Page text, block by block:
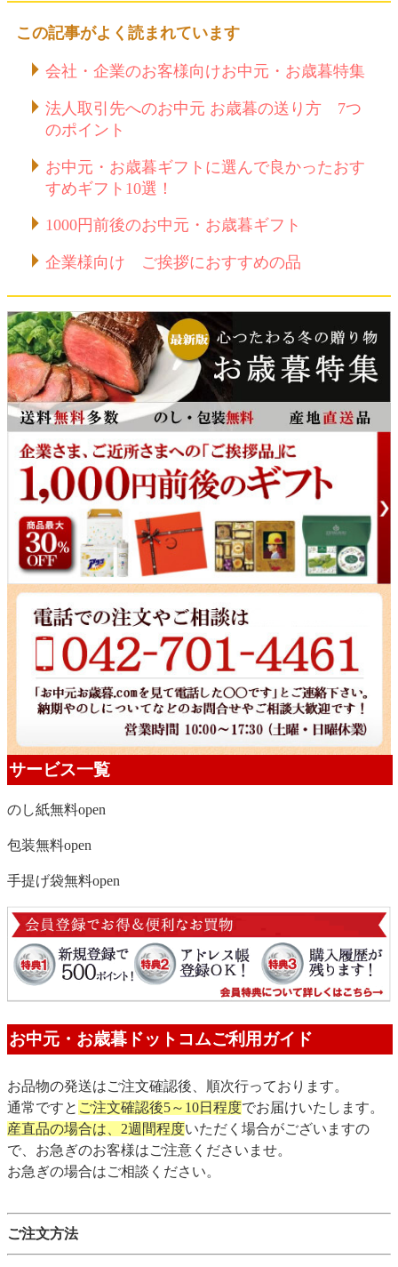
この記事がよく読まれています
会社・企業のお客様向けお中元・お歳暮特集
法人取引先へのお中元 お歳暮の送り方 7つ
のポイント
お中元・お歳暮ギフトに選んで良かったおす
すめギフト10選！
1000円前後のお中元・お歳暮ギフト
企業様向け ご挨拶におすすめの品
サービス一覧
のし紙無料open
包装無料open
手提げ袋無料open
お中元・お歳暮ドットコムご利用ガイド
お品物の発送はご注文確認後、順次行っております。
通常ですと ご注文確認後5～10日程度でお届けいたします。
産直品の場合は、2週間程度いただく場合がございますの
で、お急ぎのお客様はご注意くださいませ。
お急ぎの場合はご相談ください。
ご注文方法